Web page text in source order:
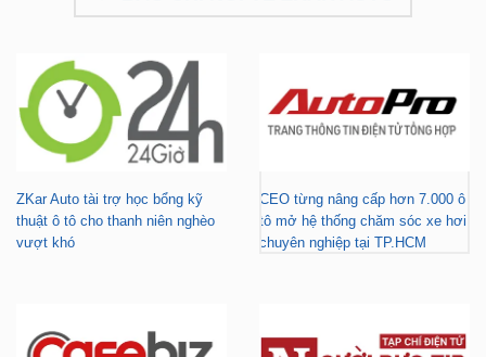
ZKar Auto tài trợ học bổng kỹ
thuật ô tô cho thanh niên nghèo
vượt khó
CEO từng nâng cấp hơn 7.000 ô
tô mở hệ thống chăm sóc xe hơi
chuyên nghiệp tại TP.HCM